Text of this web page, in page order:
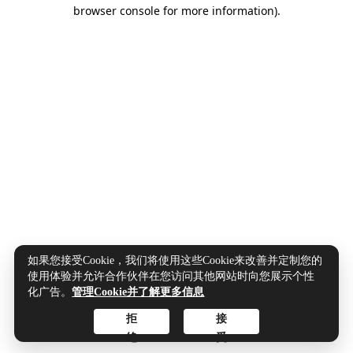
browser console for more information).
如果您接受Cookie，我们将使用这些Cookie来改善并定制您的
使用体验并允许合作伙伴在您访问其他网站时向您展示个性
化广告。管理Cookie并了解更多信息
接
受
拒
绝